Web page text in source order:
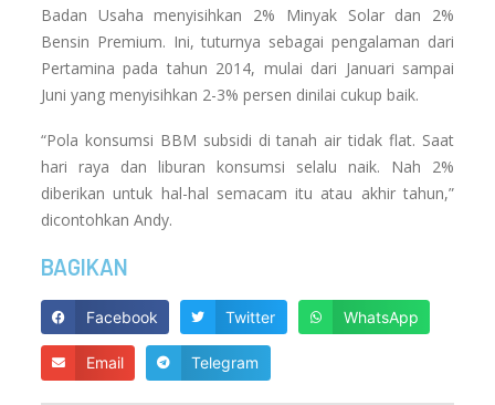
Badan Usaha menyisihkan 2% Minyak Solar dan 2%
Bensin Premium. Ini, tuturnya sebagai pengalaman dari
Pertamina pada tahun 2014, mulai dari Januari sampai
Juni yang menyisihkan 2-3% persen dinilai cukup baik.
“Pola konsumsi BBM subsidi di tanah air tidak flat. Saat
hari raya dan liburan konsumsi selalu naik. Nah 2%
diberikan untuk hal-hal semacam itu atau akhir tahun,”
dicontohkan Andy.
BAGIKAN
Facebook Twitter WhatsApp
Email Telegram